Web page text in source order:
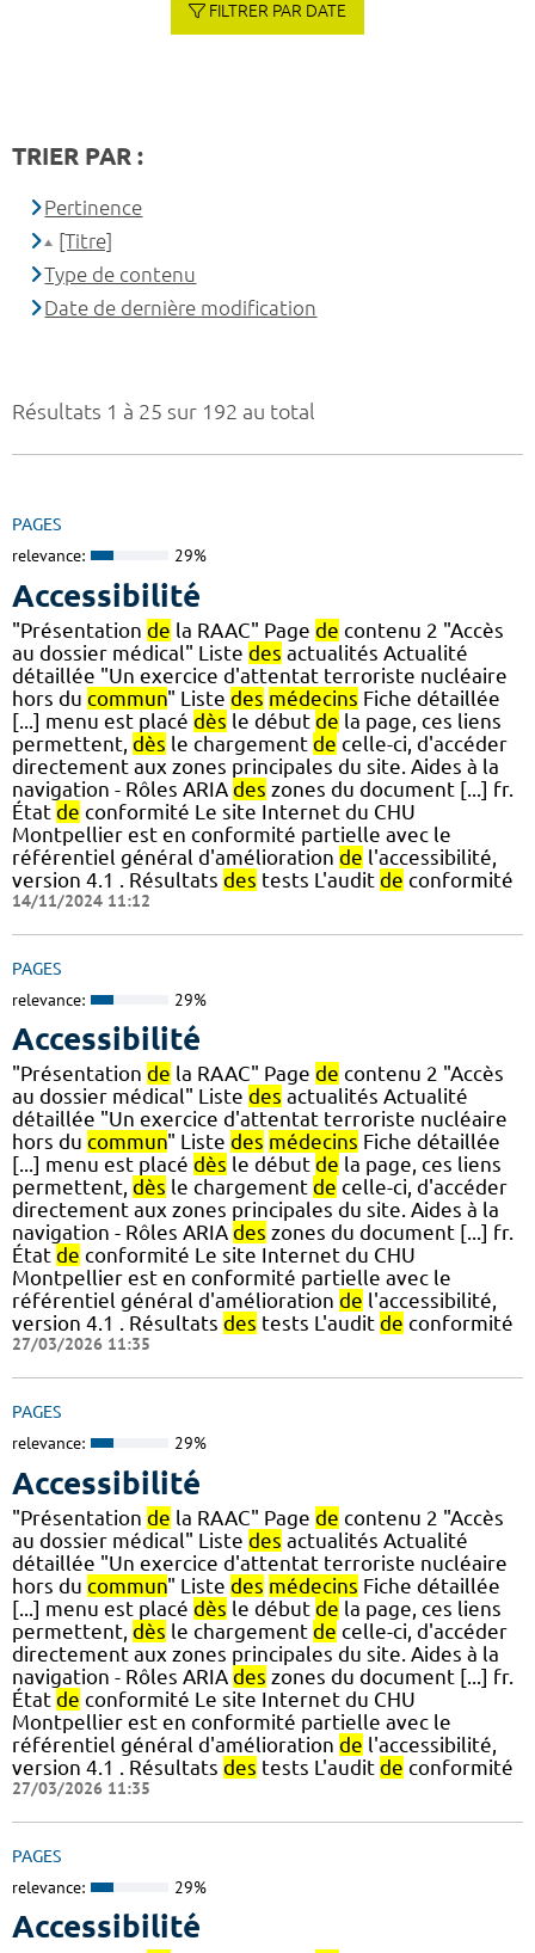
Résultats 1 à 25 sur 192 au total
PAGES
relevance: 29%
Accessibilité
"Présentation de la RAAC" Page de contenu 2 "Accès
au dossier médical" Liste des actualités Actualité
détaillée "Un exercice d'attentat terroriste nucléaire
hors du commun" Liste des médecins Fiche détaillée
[...] menu est placé dès le début de la page, ces liens
permettent, dès le chargement de celle-ci, d'accéder
directement aux zones principales du site. Aides à la
navigation - Rôles ARIA des zones du document [...] fr.
État de conformité Le site Internet du CHU
Montpellier est en conformité partielle avec le
référentiel général d'amélioration de l'accessibilité,
version 4.1 . Résultats des tests L'audit de conformité
14/11/2024 11:12
PAGES
relevance: 29%
Accessibilité
"Présentation de la RAAC" Page de contenu 2 "Accès
au dossier médical" Liste des actualités Actualité
détaillée "Un exercice d'attentat terroriste nucléaire
hors du commun" Liste des médecins Fiche détaillée
[...] menu est placé dès le début de la page, ces liens
permettent, dès le chargement de celle-ci, d'accéder
directement aux zones principales du site. Aides à la
navigation - Rôles ARIA des zones du document [...] fr.
État de conformité Le site Internet du CHU
Montpellier est en conformité partielle avec le
référentiel général d'amélioration de l'accessibilité,
version 4.1 . Résultats des tests L'audit de conformité
27/03/2026 11:35
PAGES
relevance: 29%
Accessibilité
"Présentation de la RAAC" Page de contenu 2 "Accès
au dossier médical" Liste des actualités Actualité
détaillée "Un exercice d'attentat terroriste nucléaire
hors du commun" Liste des médecins Fiche détaillée
[...] menu est placé dès le début de la page, ces liens
permettent, dès le chargement de celle-ci, d'accéder
directement aux zones principales du site. Aides à la
navigation - Rôles ARIA des zones du document [...] fr.
État de conformité Le site Internet du CHU
Montpellier est en conformité partielle avec le
référentiel général d'amélioration de l'accessibilité,
version 4.1 . Résultats des tests L'audit de conformité
27/03/2026 11:35
PAGES
relevance: 29%
Accessibilité
FILTRER PAR DATE
TRIER PAR :
Pertinence
[Titre]
Type de contenu
Date de dernière modification